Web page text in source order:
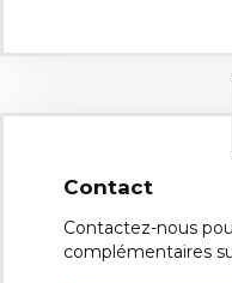
Contact
Contactez-nous
complémentaires